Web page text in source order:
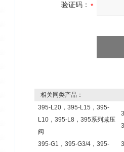
验证码：
相关同类产品：
395-L20，395-L15，395-
L10，395-L8，395系列减压
阀
395-G1，395-G3/4，395-